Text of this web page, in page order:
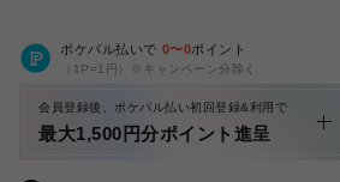
ポケパル払いで 0〜0ポイント
（1P=1円）※キャンペーン分除く
会員登録後、ポケパル払い初回登録&利用で
最大1,500円分ポイント進呈